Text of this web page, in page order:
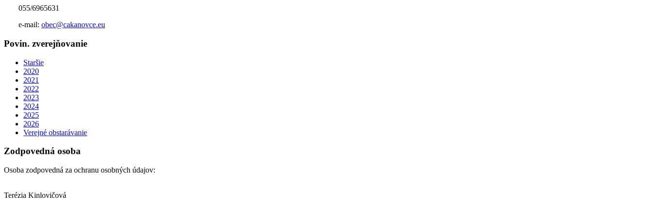
055/6965631
e-mail: obec@cakanovce.eu
Povin. zverejňovanie
Staršie
2020
2021
2022
2023
2024
2025
2026
Verejné obstarávanie
Zodpovedná osoba
Osoba zodpovedná za ochranu osobných údajov:
Terézia Kinlovičová